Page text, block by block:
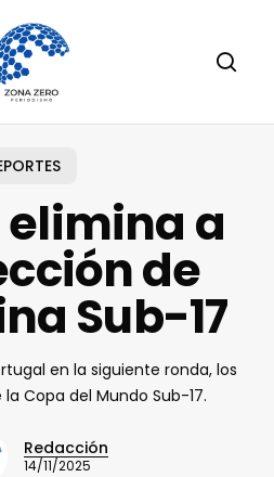
elimina a
de
Sub-17
en la siguiente ronda, los
Copa del Mundo Sub-17.
Redacción
14/11/2025